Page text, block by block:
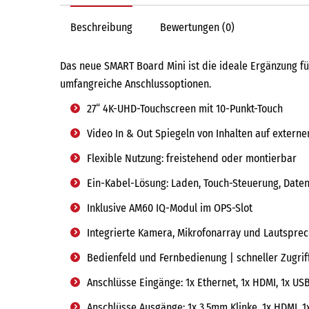
Beschreibung Bewertungen (0)
Das neue SMART Board Mini ist die ideale
umfangreiche Anschlussoptionen.
27“ 4K-UHD-Touchscreen mit 10-Punkt-Touch
Video In & Out Spiegeln von Inhalten auf
Flexible Nutzung: freistehend oder montierbar
Ein-Kabel-Lösung: Laden, Touch-Steuerung,
Inklusive AM60 IQ-Modul im OPS-Slot
Integrierte Kamera, Mikrofonarray und
Bedienfeld und Fernbedienung | schneller
Anschlüsse Eingänge: 1x Ethernet, 1x HDMI, 1x